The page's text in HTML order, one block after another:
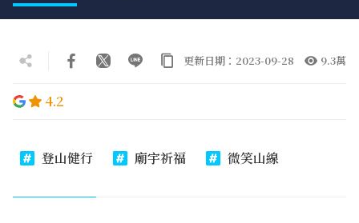
更新日期：2023-09-28 9.3萬
4.2
登山健行 廟宇祈福 微笑山線